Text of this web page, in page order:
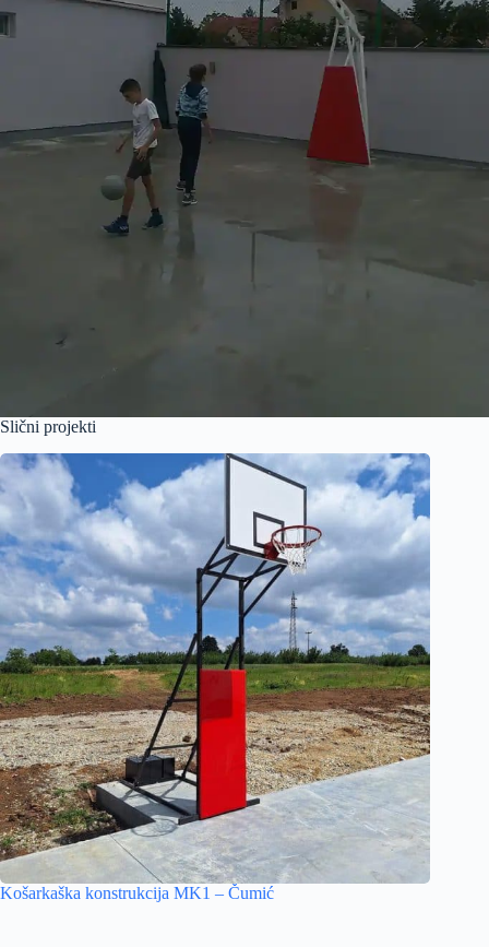
Slični projekti
Košarkaška konstrukcija MK1 – Čumić